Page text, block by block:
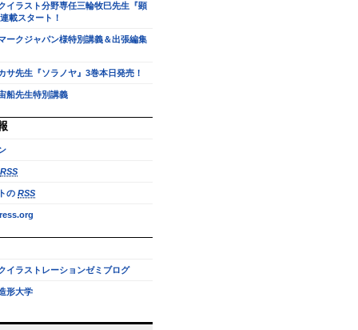
イラスト分野専任三輪牧巳先生『顕
載スタート！
ークジャパン様特別講義＆出張編集
サ先生『ソラノヤ』3巻本日発売！
船先生特別講義
RSS
の RSS
イラストレーションゼミブログ
形大学